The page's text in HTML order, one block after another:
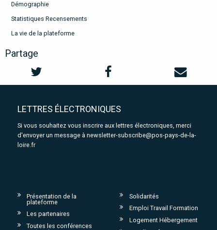
Démographie
Statistiques Recensements
La vie de la plateforme
Partage
LETTRES ÉLECTRONIQUES
Si vous souhaitez vous inscrire aux lettres électroniques, merci
d'envoyer un message à newsletter-subscribe@pos-pays-de-la-
loire.fr
Présentation de la
plateforme
Les partenaires
Toutes les conférences
Solidarités
Emploi Travail Formation
Logement Hébergement